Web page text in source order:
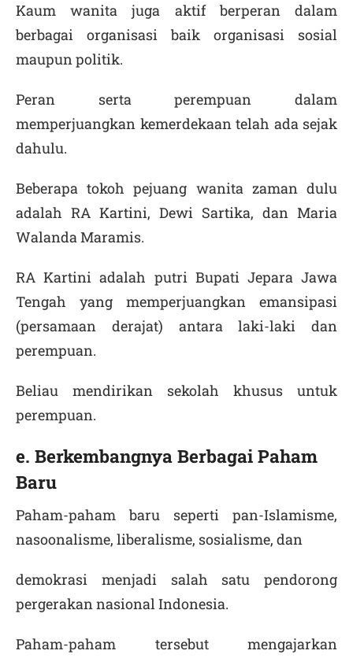
Kaum wanita juga aktif berperan dalam
berbagai organisasi baik organisasi sosial
maupun politik.
Peran serta perempuan dalam
memperjuangkan kemerdekaan telah ada sejak
dahulu.
Beberapa tokoh pejuang wanita zaman dulu
adalah RA Kartini, Dewi Sartika, dan Maria
Walanda Maramis.
RA Kartini adalah putri Bupati Jepara Jawa
Tengah yang memperjuangkan emansipasi
(persamaan derajat) antara laki-laki dan
perempuan.
Beliau mendirikan sekolah khusus untuk
perempuan.
e. Berkembangnya Berbagai Paham
Baru
Paham-paham baru seperti pan-Islamisme,
nasoonalisme, liberalisme, sosialisme, dan
demokrasi menjadi salah satu pendorong
pergerakan nasional Indonesia.
Paham-paham tersebut mengajarkan